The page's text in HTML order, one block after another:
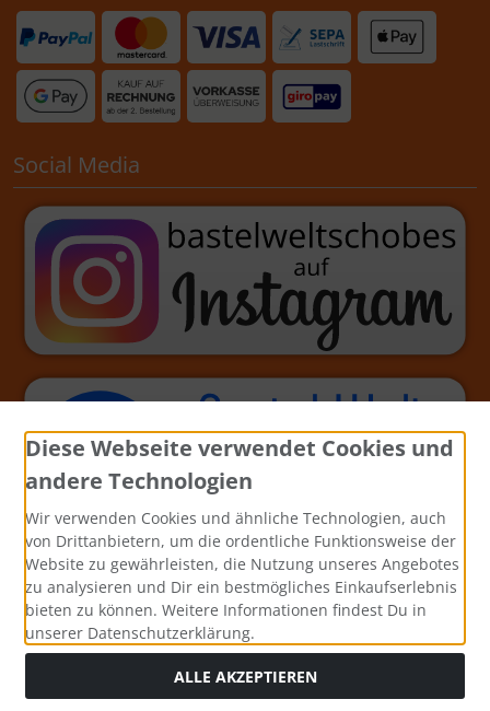
Social Media
Diese Webseite verwendet Cookies und
andere Technologien
Wir verwenden Cookies und ähnliche Technologien, auch
von Drittanbietern, um die ordentliche Funktionsweise der
Website zu gewährleisten, die Nutzung unseres Angebotes
zu analysieren und Dir ein bestmögliches Einkaufserlebnis
bieten zu können. Weitere Informationen findest Du in
unserer Datenschutzerklärung.
ALLE AKZEPTIEREN